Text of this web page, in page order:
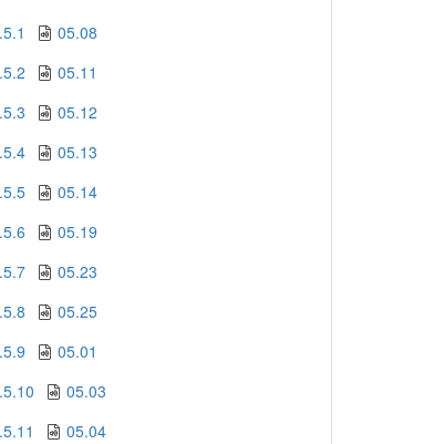
05.08
05.11
05.12
05.13
05.14
05.19
05.23
05.25
05.01
05.03
05.04